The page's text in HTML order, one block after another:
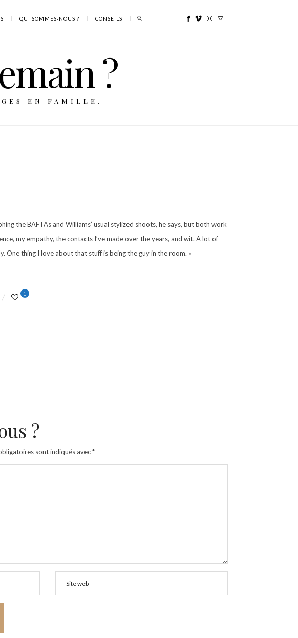
QUI SOMMES-NOUS ? CONSEILS
?
EN FAMILLE.
the BAFTAs and Williams’ usual stylized shoots, he says, but both work
my empathy, the contacts I’ve made over the years, and wit. A lot of
thing I love about that stuff is being the guy in the room. »
1
?
sont indiqués avec*